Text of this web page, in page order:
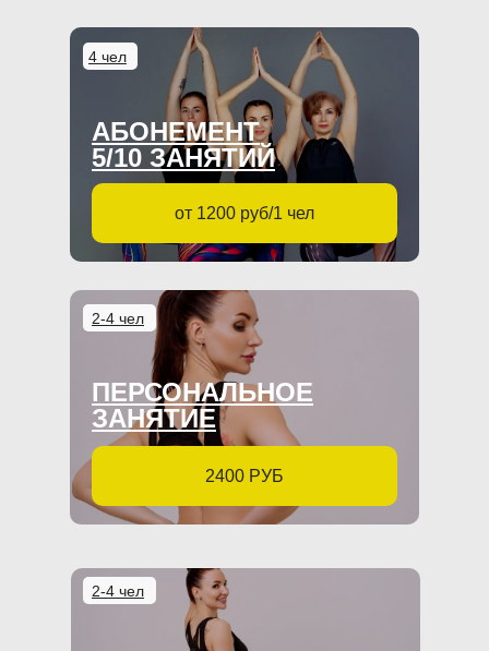
2400 РУБ
ПЕРСОНАЛЬНОЕ
ЗАНЯТИЕ
2-4 чел
2-4 чел
АБОНЕМЕНТ
5/10 ЗАНЯТИЙ
от 1200 руб/1 чел
4 чел